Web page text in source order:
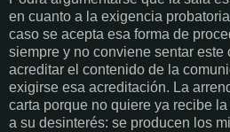
en cuanto a la exigencia
caso se acepta esa forma de
siempre y no conviene sentar este
acreditar el contenido de la
exigirse esa acreditación. La
carta porque no quiere ya recibe
a su desinterés: se producen los